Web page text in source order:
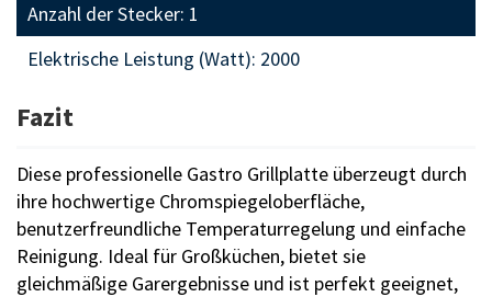
Anzahl der Stecker: 1
Elektrische Leistung (Watt): 2000
Fazit
Diese professionelle Gastro Grillplatte überzeugt durch
ihre hochwertige Chromspiegeloberfläche,
benutzerfreundliche Temperaturregelung und einfache
Reinigung. Ideal für Großküchen, bietet sie
gleichmäßige Garergebnisse und ist perfekt geeignet,